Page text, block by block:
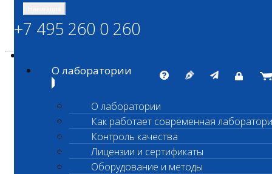
ШАНС БИО
Независимая ветеринарная лаборатория
+7 495 260 0 260
О лаборатории
О лаборатории
Как работает современная
Контроль качества
Лицензии и сертификаты
Оборудование и методы